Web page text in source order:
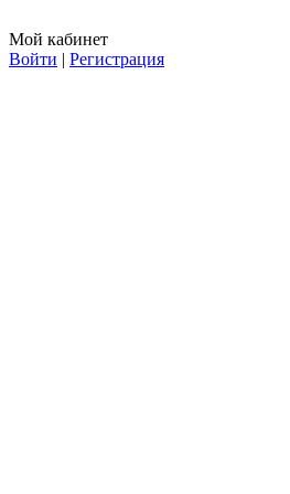
Мой кабинет
Войти | Регистрация